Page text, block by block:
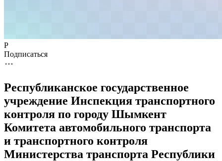
Р
Подписаться
Республиканское государственное
учреждение Инспекция транспортного
контроля по городу Шымкент
Комитета автомобильного транспорта
и транспортного контроля
Министерства транспорта Республики